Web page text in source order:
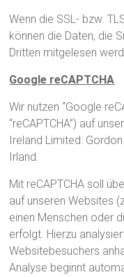
Wenn die SSL- bzw.
können die Daten, die
Dritten mitgelesen
Google reCAPTCHA
Wir nutzen “Google
“reCAPTCHA”) auf
Ireland Limited:
Irland.
Mit reCAPTCHA soll
auf unseren Websites
einen Menschen oder
erfolgt. Hierzu
Websitebesuchers
Analyse beginnt